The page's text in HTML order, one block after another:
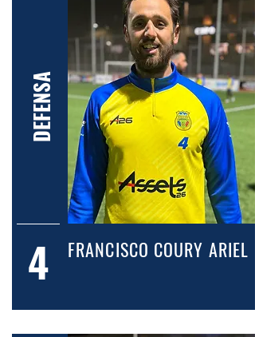
DEFENSA
4 FRANCISCO COURY ARIEL